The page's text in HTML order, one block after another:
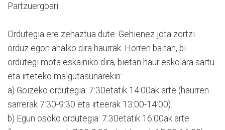
Partzuergoari.
Ordutegia ere zehaztua dute. Gehienez jota zortzi
orduz egon ahalko dira haurrak. Horren baitan, bi
ordutegi mota eskainiko dira, bietan haur eskolara sartu
eta irteteko malgutasunarekin:
a) Goizeko ordutegia: 7:30etatik 14:00ak arte (haurren
sarrerak 7:30-9:30 eta irteerak 13:00-14:00).
b) Egun osoko ordutegia: 7:30etatik 16:00ak arte